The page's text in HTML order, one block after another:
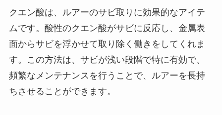
クエン酸は、ルアーのサビ取りに効果的なアイテ
ムです。酸性のクエン酸がサビに反応し、金属表
面からサビを浮かせて取り除く働きをしてくれま
す。この方法は、サビが浅い段階で特に有効で、
頻繁なメンテナンスを行うことで、ルアーを長持
ちさせることができます。